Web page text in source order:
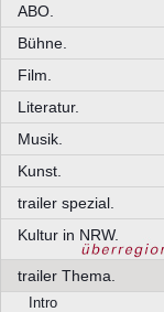
ABO.
Bühne.
Film.
Literatur.
Musik.
Kunst.
trailer spezial.
Kultur in NRW.
trailer Thema.
Intro